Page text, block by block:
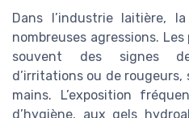
Dans l’industrie laitière,
nombreuses agressions.
souvent des signes
d’irritations ou de
mains. L’exposition
d’hygiène, aux gels